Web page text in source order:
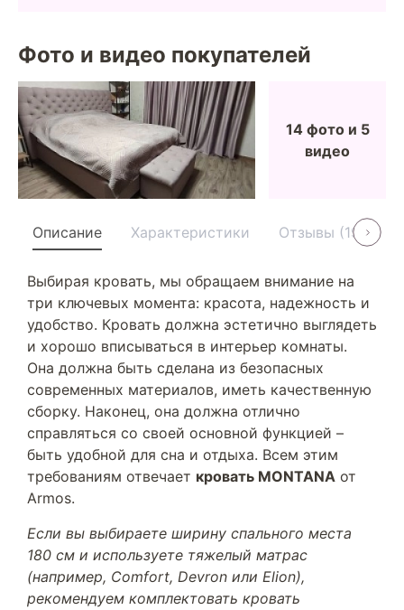
Фото и видео покупателей
14 фото и 5
видео
Описание Характеристики Отзывы (19)
Выбирая кровать, мы обращаем внимание на
три ключевых момента: красота, надежность и
удобство. Кровать должна эстетично выглядеть
и хорошо вписываться в интерьер комнаты.
Она должна быть сделана из безопасных
современных материалов, иметь качественную
сборку. Наконец, она должна отлично
справляться со своей основной функцией –
быть удобной для сна и отдыха. Всем этим
требованиям отвечает кровать MONTANA от
Armos.
Если вы выбираете ширину спального места
180 см и используете тяжелый матрас
(например, Comfort, Devron или Elion),
рекомендуем комплектовать кровать